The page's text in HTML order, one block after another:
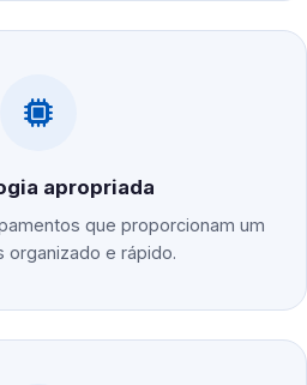
apropriada
que proporcionam um
organizado e rápido.